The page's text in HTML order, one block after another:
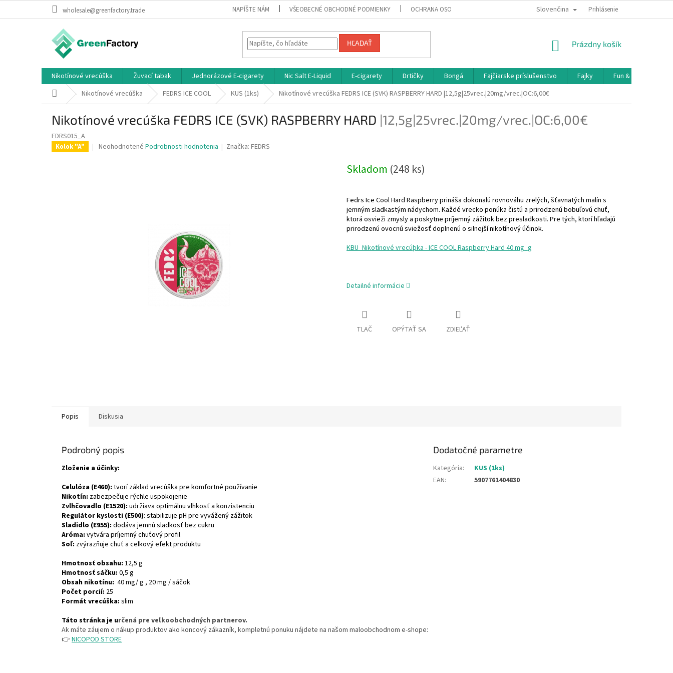
wholesale@greenfactory.trade NAPÍŠTE NÁM VŠEOBECNÉ OBCHODNÉ PODMIENKY OCHRANA OSOBNÝCH ÚDAJOV DOPRAVA A PLATBA
Slovenčina Prihlásenie
HĽADAŤ
NÁKUPNÝ
Prázdny košík
Nikotínové vrecúška Žuvací tabak Jednorázové E-cigarety Nic Salt E-Liquid E-cigarety Drtičky Bongá Fajčiarske príslušenstvo Fajky
Fun & Games
DomovNikotínové vrecúška FEDRS ICE COOL KUS (1ks) Nikotínové vrecúška FEDRS ICE (SVK) RASPBERRY HARD |12,5g|25vrec.|20mg/vrec.|OC:6,00€
Nikotínové vrecúška FEDRS ICE (SVK) RASPBERRY HARD |12,5g|25vrec.|20mg/vrec.|OC:6,00€
FDRS015_A
Kolok "A"
Priemerné
Neohodnotené Podrobnosti hodnotenia Značka:FEDRS
Skladom (248 ks)
Fedrs Ice Cool Hard Raspberry prináša dokonalú rovnováhu zrelých, šťavnatých malín s
jemným sladkastým nádychom. Každé vrecko ponúka čistú a prirodzenú bobuľovú chuť,
ktorá osvieži zmysly a poskytne príjemný zážitok bez presladkosti. Pre tých, ktorí hľadajú
prirodzenú ovocnú sviežosť doplnenú o silnejší nikotínový účinok.
KBU_Nikotínové vrecúþka - ICE COOL Raspberry Hard 40 mg_g
Detailné informácie
TLAČ OPÝTAŤ SA ZDIEĽAŤ
Popis Diskusia
Podrobný popis
Zloženie a účinky:
Celulóza (E460): tvorí základ vrecúška pre komfortné používanie
Nikotín: zabezpečuje rýchle uspokojenie
Zvlhčovadlo (E1520): udržiava optimálnu vlhkosť a konzistenciu
Regulátor kyslosti (E500): stabilizuje pH pre vyvážený zážitok
Sladidlo (E955): dodáva jemnú sladkosť bez cukru
Aróma: vytvára príjemný chuťový profil
Soľ: zvýrazňuje chuť a celkový efekt produktu
Hmotnosť obsahu: 12,5 g
Hmotnosť sáčku: 0,5 g
Obsah nikotínu: 40 mg/ g , 20 mg / sáčok
Počet porcií: 25
Formát vrecúška: slim
Táto stránka je určená pre veľkoobchodných partnerov.
Ak máte záujem o nákup produktov ako koncový zákazník, kompletnú ponuku nájdete na našom maloobchodnom e-shope:
👉NICOPOD STORE
Dodatočné parametre
Kategória:
KUS (1ks)
EAN: 5907761404830